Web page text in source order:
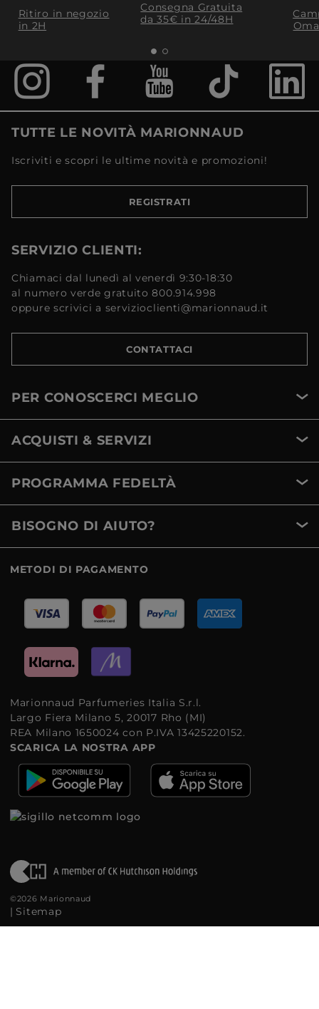
Ritiro in negozio
in 2H
Consegna Gratuita
da 35€​ in 24/48H
TUTTE LE NOVITÀ MARIONNAUD
Iscriviti e scopri le ultime novità e promozioni!
REGISTRATI
SERVIZIO CLIENTI:
Chiamaci dal lunedì al venerdì 9:30-18:30
al numero verde gratuito 800.914.998
oppure scrivici a servizioclienti@marionnaud.it
CONTATTACI
PER CONOSCERCI MEGLIO
ACQUISTI & SERVIZI
PROGRAMMA FEDELTÀ
BISOGNO DI AIUTO?
METODI DI PAGAMENTO
Marionnaud Parfumeries Italia S.r.l.
Largo Fiera Milano 5, 20017 Rho (MI)
REA Milano 1650024 con P.IVA 13425220152.
SCARICA LA NOSTRA APP
©2026 Marionnaud
| Sitemap